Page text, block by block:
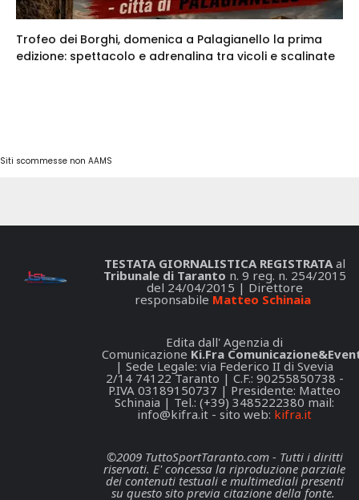
Trofeo dei Borghi, domenica a Palagianello la prima
edizione: spettacolo e adrenalina tra vicoli e scalinate
Siti scommesse non AAMS
TESTATA GIORNALISTICA REGISTRATAal
Tribunale di Taranto n. 9 reg. n. 254/2015
del 24/04/2015 | Direttore
responsabile Matteo Schinaia
Edita dall' Agenzia di
Comunicazione Ki.Fra
| Sede Legale: via Federico II di Svevia
2/14 74122 Taranto | C.F.: 90255850738 -
P.IVA 03189150737 | Presidente: Matteo
Schinaia | Tel.: (+39) 3485222380 mail:
info@kifra.it - sito web: kifra.it
©2009 TuttoSportTaranto.com - Tutti i diritti
riservati. E' concessa la riproduzione parziale
dei contenuti testuali e multimediali presenti
su questo sito previa citazione della fonte.